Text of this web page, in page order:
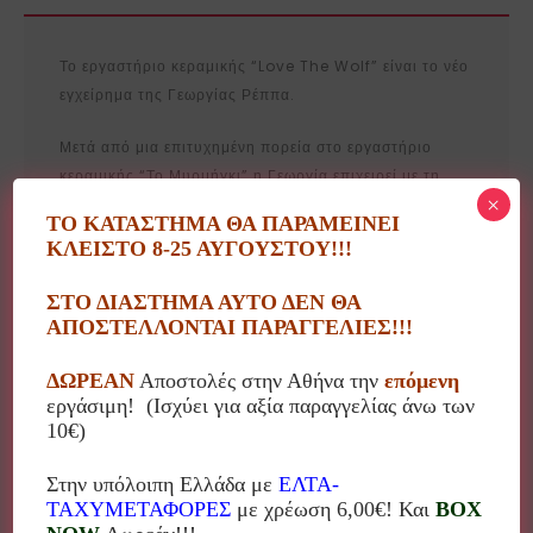
Το εργαστήριο κεραμικής “Love The Wolf” είναι το νέο
εγχείρημα της Γεωργίας Ρέππα.
Μετά από μια επιτυχημένη πορεία στο εργαστήριο
κεραμικής “Το Μυρμήγκι” η Γεωργία επιχειρεί με τη
ιδέες της κάτω από ένα νέο ανερχόμενο brand.
Εντυπωσιακά σχέδια και χρώματα σε αντικείμενα
*Τα αντικείμενα είναι εξ’ολοκλήρου χειροποίητα και
φωτογραφίας καθώς και στις διαστάσεις.
ΤΟ ΚΑΤΑΣΤΗΜΑ ΘΑ ΠΑΡΑΜΕΙΝΕΙ
ΚΛΕΙΣΤΟ 8-25 ΑΥΓΟΥΣΤΟΥ!!!
ΣΤΟ ΔΙΑΣΤΗΜΑ ΑΥΤΟ ΔΕΝ ΘΑ
ΑΠΟΣΤΕΛΛΟΝΤΑΙ ΠΑΡΑΓΓΕΛΙΕΣ!!!
ΔΩΡΕΑΝ Αποστολές στην Αθήνα τηνεπόμενη
εργάσιμη! (Ισχύει για αξία παραγγελίας άνω των
10€)
Στην υπόλοιπη Ελλάδα μεΕΛΤΑ-
ΤΑΧΥΜΕΤΑΦΟΡΕΣ με χρέωση 6,00€! ΚαιBOX
×